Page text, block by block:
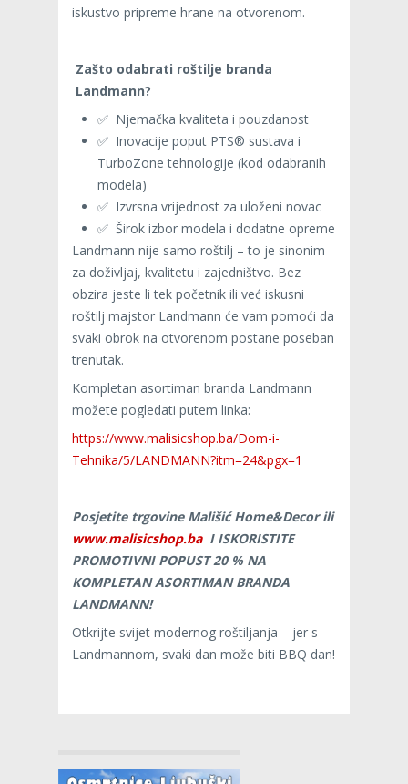
iskustvo pripreme hrane na otvorenom.
Zašto odabrati roštilje branda
Landmann?
✅ Njemačka kvaliteta i pouzdanost
✅ Inovacije poput PTS® sustava i
TurboZone tehnologije (kod odabranih
modela)
✅ Izvrsna vrijednost za uloženi novac
✅ Širok izbor modela i dodatne opreme
Landmann nije samo roštilj – to je sinonim
za doživljaj, kvalitetu i zajedništvo. Bez
obzira jeste li tek početnik ili već iskusni
roštilj majstor Landmann će vam pomoći da
svaki obrok na otvorenom postane poseban
trenutak.
Kompletan asortiman branda Landmann
možete pogledati putem linka:
https://www.malisicshop.ba/Dom-i-
Tehnika/5/LANDMANN?itm=24&pgx=1
Posjetite trgovine Mališić Home&Decor ili
www.malisicshop.baI ISKORISTITE
PROMOTIVNI POPUST 20 % NA
KOMPLETAN ASORTIMAN BRANDA
LANDMANN!
Otkrijte svijet modernog roštiljanja – jer s
Landmannom, svaki dan može biti BBQ dan!